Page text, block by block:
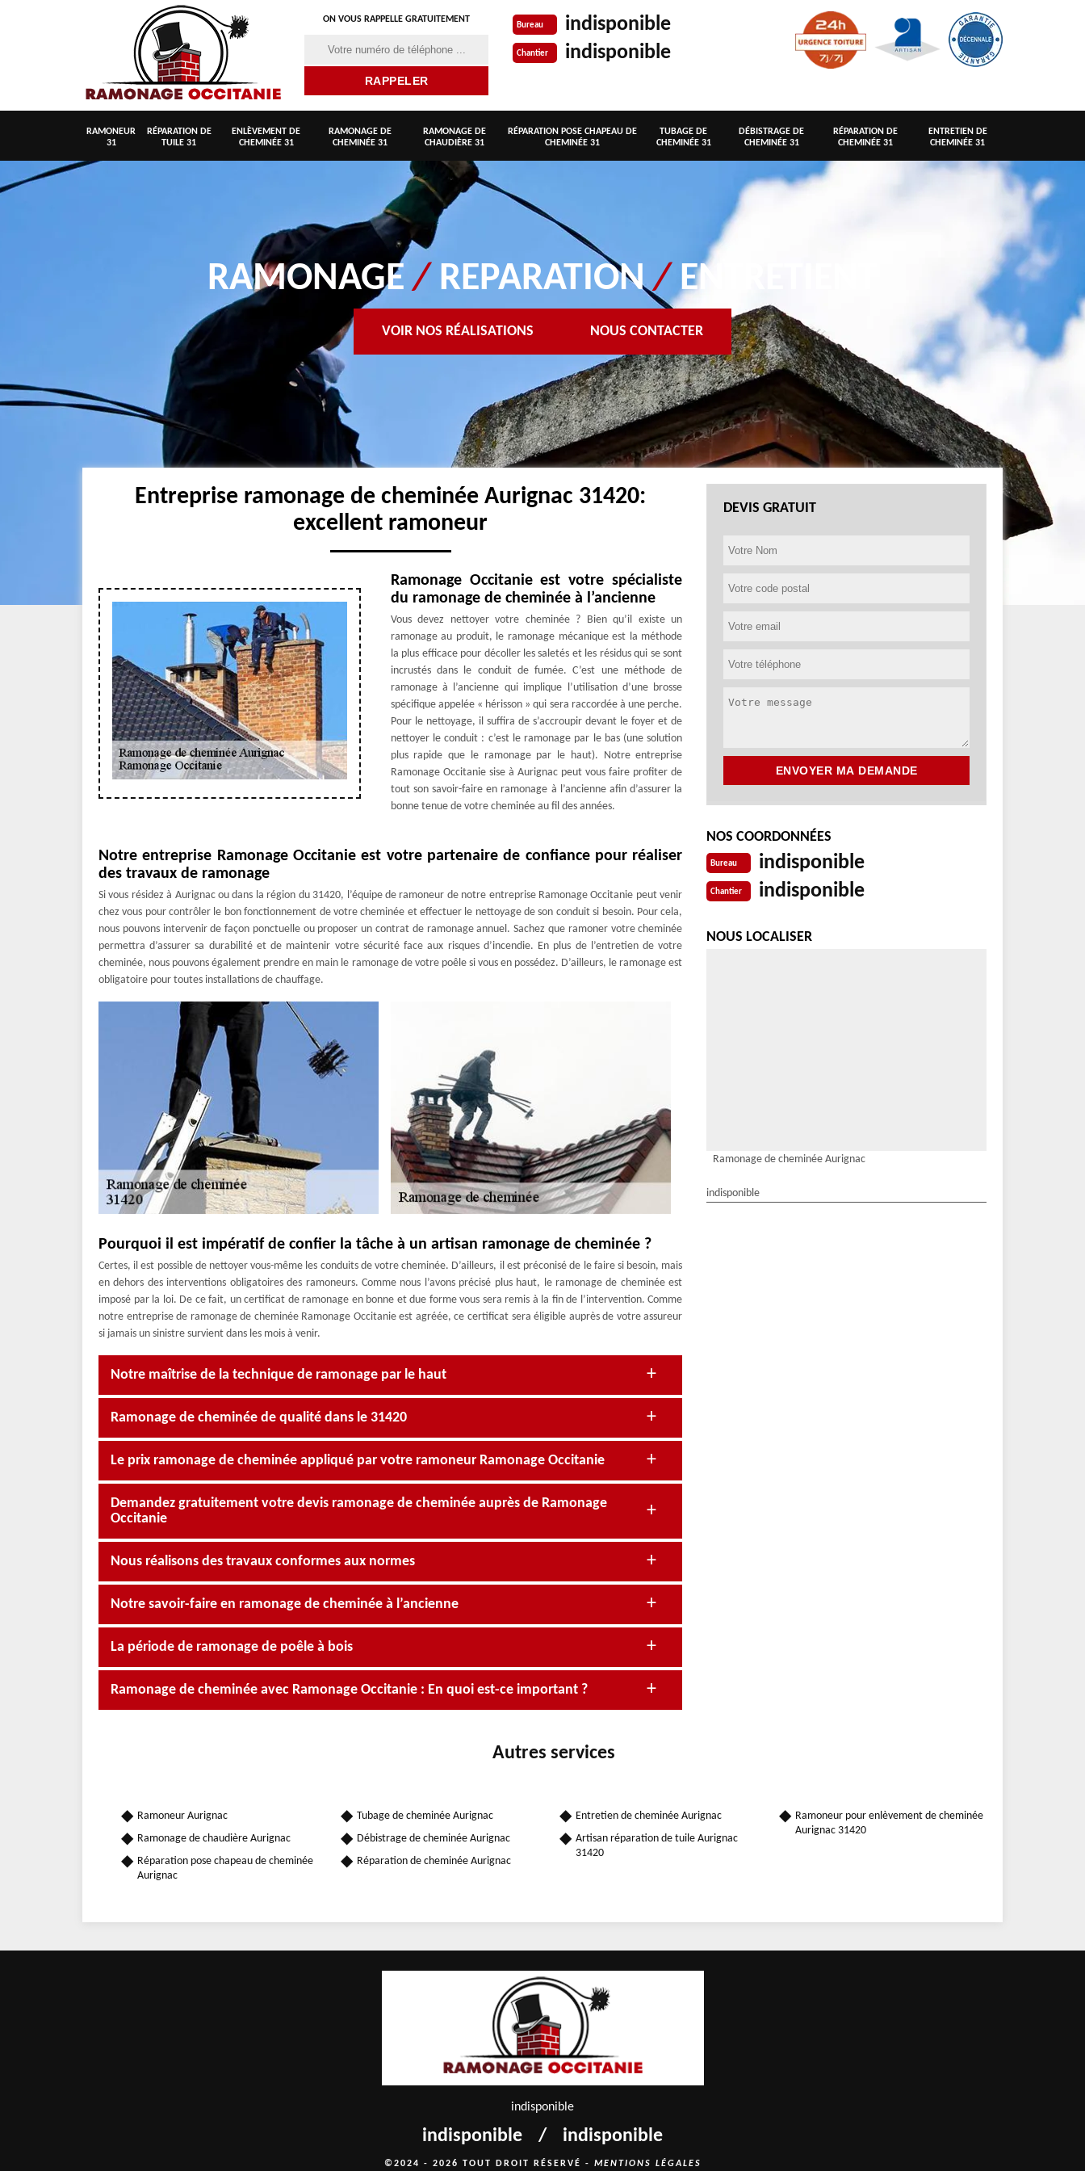
ON VOUS RAPPELLE GRATUITEMENT
Bureau indisponible
Chantier indisponible
RAMONEUR
31
RÉPARATION DE
TUILE 31
ENLÈVEMENT DE
CHEMINÉE 31
RAMONAGE DE
CHEMINÉE 31
RAMONAGE DE
CHAUDIÈRE 31
RÉPARATION POSE CHAPEAU DE
CHEMINÉE 31
TUBAGE DE
CHEMINÉE 31
DÉBISTRAGE DE
CHEMINÉE 31
RÉPARATION DE
CHEMINÉE 31
ENTRETIEN DE
CHEMINÉE 31
RAMONAGE/ REPARATION/ ENTRETIENT
VOIR NOS RÉALISATIONS NOUS CONTACTER
Entreprise ramonage de cheminée Aurignac 31420:
excellent ramoneur
Ramonage Occitanie est votre spécialiste
du ramonage de cheminée à l’ancienne
Vous devez nettoyer votre cheminée ? Bien qu’il existe un
ramonage au produit, le ramonage mécanique est la méthode
la plus efficace pour décoller les saletés et les résidus qui se sont
incrustés dans le conduit de fumée. C’est une méthode de
ramonage à l’ancienne qui implique l’utilisation d’une brosse
spécifique appelée « hérisson » qui sera raccordée à une perche.
Pour le nettoyage, il suffira de s’accroupir devant le foyer et de
nettoyer le conduit : c’est le ramonage par le bas (une solution
plus rapide que le ramonage par le haut). Notre entreprise
Ramonage Occitanie sise à Aurignac peut vous faire profiter de
tout son savoir-faire en ramonage à l’ancienne afin d’assurer la
bonne tenue de votre cheminée au fil des années.
Notre entreprise Ramonage Occitanie est votre partenaire de confiance pour réaliser
des travaux de ramonage
Si vous résidez à Aurignac ou dans la région du 31420, l’équipe de ramoneur de notre entreprise Ramonage Occitanie peut venir
chez vous pour contrôler le bon fonctionnement de votre cheminée et effectuer le nettoyage de son conduit si besoin. Pour cela,
nous pouvons intervenir de façon ponctuelle ou proposer un contrat de ramonage annuel. Sachez que ramoner votre cheminée
permettra d’assurer sa durabilité et de maintenir votre sécurité face aux risques d’incendie. En plus de l’entretien de votre
cheminée, nous pouvons également prendre en main le ramonage de votre poêle si vous en possédez. D’ailleurs, le ramonage est
obligatoire pour toutes installations de chauffage.
Pourquoi il est impératif de confier la tâche à un artisan ramonage de cheminée ?
Certes, il est possible de nettoyer vous-même les conduits de votre cheminée. D’ailleurs, il est préconisé de le faire si besoin, mais
en dehors des interventions obligatoires des ramoneurs. Comme nous l’avons précisé plus haut, le ramonage de cheminée est
imposé par la loi. De ce fait, un certificat de ramonage en bonne et due forme vous sera remis à la fin de l’intervention. Comme
notre entreprise de ramonage de cheminée Ramonage Occitanie est agréée, ce certificat sera éligible auprès de votre assureur
si jamais un sinistre survient dans les mois à venir.
Notre maîtrise de la technique de ramonage par le haut
Ramonage de cheminée de qualité dans le 31420
Le prix ramonage de cheminée appliqué par votre ramoneur Ramonage Occitanie
Demandez gratuitement votre devis ramonage de cheminée auprès de Ramonage
Occitanie
Nous réalisons des travaux conformes aux normes
Notre savoir-faire en ramonage de cheminée à l’ancienne
La période de ramonage de poêle à bois
Ramonage de cheminée avec Ramonage Occitanie : En quoi est-ce important ?
DEVIS GRATUIT
NOS COORDONNÉES
Bureau indisponible
Chantier indisponible
NOUS LOCALISER
Ramonage de cheminée Aurignac
indisponible
Autres services
Ramoneur Aurignac
Ramonage de chaudière Aurignac
Réparation pose chapeau de cheminée
Aurignac
Tubage de cheminée Aurignac
Débistrage de cheminée Aurignac
Réparation de cheminée Aurignac
Entretien de cheminée Aurignac
Artisan réparation de tuile Aurignac
31420
Ramoneur pour enlèvement de cheminée
Aurignac 31420
indisponible
indisponible / indisponible
©2024 - 2026 TOUT DROIT RÉSERVÉ - MENTIONS LÉGALES